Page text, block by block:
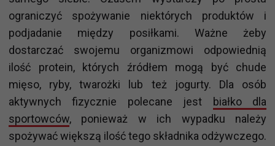
ograniczyć spożywanie niektórych produktów i
podjadanie między posiłkami. Ważne żeby
dostarczać swojemu organizmowi odpowiednią
ilość protein, których źródłem mogą być chude
mięso, ryby, twarożki lub też jogurty. Dla osób
aktywnych fizycznie polecane jest
białko dla
sportowców, ponieważ w ich wypadku należy
spożywać większą ilość tego składnika odżywczego.